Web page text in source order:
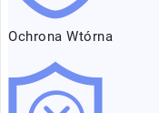
Ochrona Wtórna